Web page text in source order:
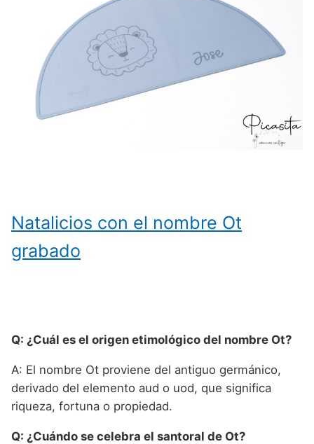
Natalicios con el nombre Ot
grabado
Q: ¿Cuál es el origen etimológico del nombre Ot?
A: El nombre Ot proviene del antiguo germánico,
derivado del elemento aud o uod, que significa
riqueza, fortuna o propiedad.
Q: ¿Cuándo se celebra el santoral de Ot?